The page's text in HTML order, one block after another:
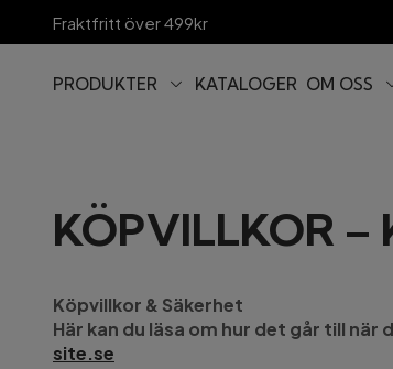
Fraktfritt över 499kr
PRODUKTER KATALOGER OM OSS
KÖPVILLKOR –
Köpvillkor & Säkerhet
Här kan du läsa om hur det går till
site.se